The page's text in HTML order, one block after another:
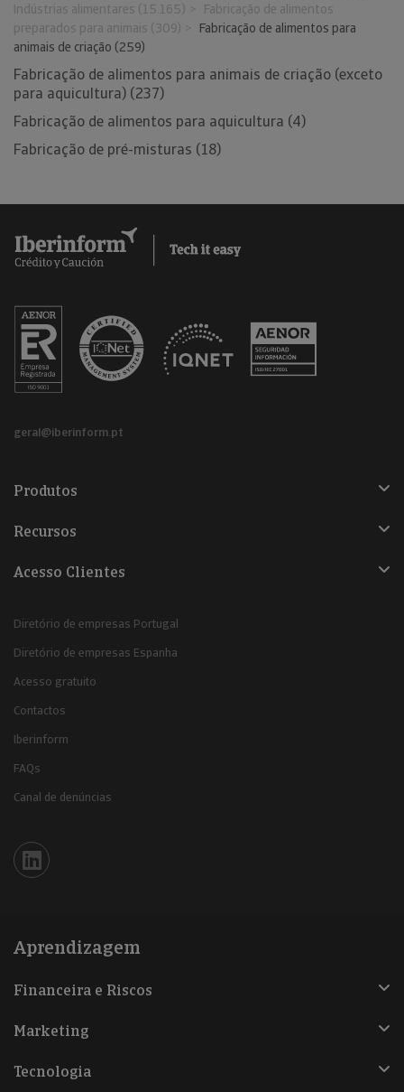
Indústrias alimentares (15.165)
Fabricação de alimentos
preparados para animais (309)
Fabricação de alimentos para
animais de criação (259)
Fabricação de alimentos para animais de criação (exceto
para aquicultura) (237)
Fabricação de alimentos para aquicultura (4)
Fabricação de pré-misturas (18)
geral@iberinform.pt
Produtos
Recursos
Acesso Clientes
Diretório de empresas Portugal
Diretório de empresas Espanha
Acesso gratuito
Contactos
Iberinform
FAQs
Canal de denúncias
Iberinform en Linkedin
Aprendizagem
Financeira e Riscos
Marketing
Tecnologia